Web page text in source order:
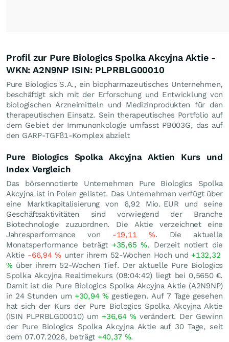
Profil zur Pure Biologics Spolka Akcyjna Aktie -
WKN: A2N9NP ISIN: PLPRBLG00010
Pure Biologics S.A., ein biopharmazeutisches Unternehmen,
beschäftigt sich mit der Erforschung und Entwicklung von
biologischen Arzneimitteln und Medizinprodukten für den
therapeutischen Einsatz. Sein therapeutisches Portfolio auf
dem Gebiet der Immunonkologie umfasst PB003G, das auf
den GARP-TGFß1-Komplex abzielt
Pure Biologics Spolka Akcyjna Aktien Kurs und
Index Vergleich
Das börsennotierte Unternehmen Pure Biologics Spolka
Akcyjna ist in Polen gelistet. Das Unternehmen verfügt über
eine Marktkapitalisierung von 6,92 Mio. EUR und seine
Geschäftsaktivitäten sind vorwiegend der Branche
Biotechnologie zuzuordnen. Die Aktie verzeichnet eine
Jahresperformance von -19,11 %. Die aktuelle
Monatsperformance beträgt +35,65%. Derzeit notiert die
Aktie -66,94% unter ihrem 52-Wochen Hoch und +132,32
%über ihrem 52-Wochen Tief. Der aktuelle Pure Biologics
Spolka Akcyjna Realtimekurs (08:04:42) liegt bei 0,5650 €.
Damit ist die Pure Biologics Spolka Akcyjna Aktie (A2N9NP)
in 24 Stunden um +30,94%gestiegen. Auf 7 Tage gesehen
hat sich der Kurs der Pure Biologics Spolka Akcyjna Aktie
(ISIN PLPRBLG00010) um +36,64 %verändert. Der Gewinn
der Pure Biologics Spolka Akcyjna Aktie auf 30 Tage, seit
dem 07.07.2026, beträgt +40,37 %.